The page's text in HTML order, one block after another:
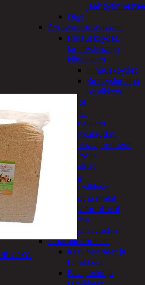
Öljyt
Perävaunutarvikkeet
Hinausköydet,
kiristysliinat ja
kiinnikkeet
Hinausköydet
Kiristysliinat ja
tarvikkeet
Valot
Rengas ja -
vannetarvikkeet
Sähköpotkulaudat,
skootterit ja ajoneuvot
Tukkikärryt ja
juontopulkat
Veneet ja
veneilytarvikkeet
Airot ja melat
Perämoottorit
Piha ja puutarha
Grillaus ja savustus
Piharakennukset
Kasvihuoneet ja
tarvikkeet
Paviljonkit ja
4KG